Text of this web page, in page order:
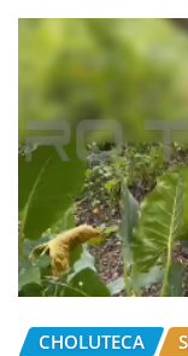
CHOLUTECA